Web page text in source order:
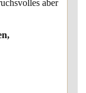
aber